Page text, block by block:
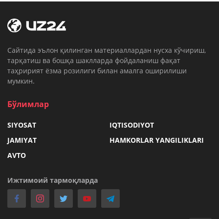
Cайтида эълон қилинган материаллардан нусха кўчириш,
тарқатиш ва бошқа шаклларда фойдаланиш фақат
таҳририят ёзма розилиги билан амалга оширилиши
мумкин.
Бўлимлар
SIYOSAT
IQTISODIYOT
JAMIYAT
HAMKORLAR YANGILIKLARI
AVTO
Ижтимоий тармоқларда